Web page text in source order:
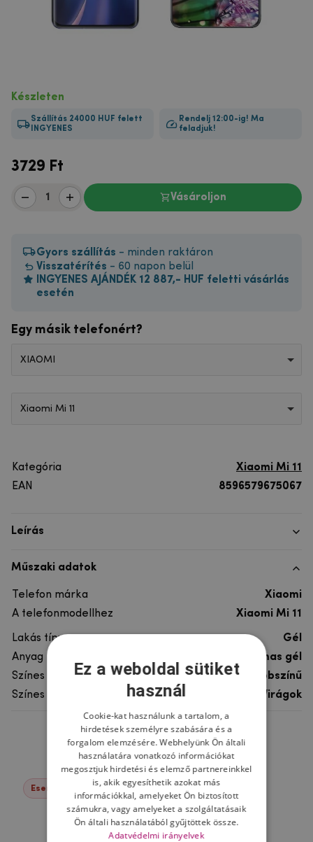
Készleten
Szállítás 24000 HUF felett
INGYENES
Rendelj 12:00-ig! Ma
feladjuk!
3729 Ft
Vásároljon
Gyors szállítás - minden raktáron
Visszatérítés - 60 napon belül
INGYENES AJÁNDÉK 12 887,- HUF feletti vásárlás
esetén
Egy másik telefonért?
XIAOMI
Xiaomi Mi 11
Kategória
Xiaomi Mi 11
EAN
8596579675067
Leírás
Műszaki adatok
Telefon márka
Xiaomi
A telefonmodellhez
Xiaomi Mi 11
Lakás típusa
Gél
Anyag
rugalmas gél
Színes
többszínű
Színes motívum
Virágok
Ne felejtsd el
Események -22%
Ez a weboldal sütiket
használ
Cookie-kat használunk a tartalom, a
hirdetések személyre szabására és a
forgalom elemzésére. Webhelyünk Ön általi
használatára vonatkozó információkat
megosztjuk hirdetési és elemző partnereinkkel
is, akik egyesíthetik azokat más
információkkal, amelyeket Ön biztosított
számukra, vagy amelyeket a szolgáltatásaik
Ön általi használatából gyűjtöttek össze.
Adatvédelmi irányelvek